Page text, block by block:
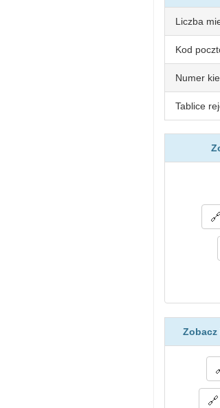
Liczba
Kod
Numer
Tablice
Zobacz